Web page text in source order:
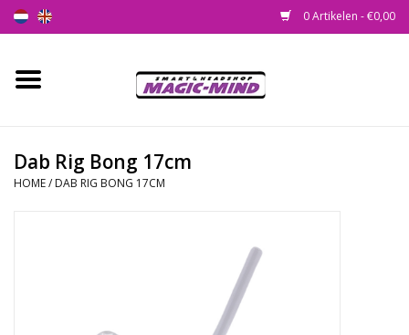
0 Artikelen - €0,00
Home
Smartshop
Dab Rig Bong 17cm
HOME/ DAB RIG BONG 17CM